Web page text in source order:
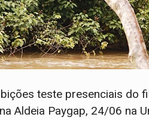
teste presenciais do
Aldeia Paygap, 24/06 na